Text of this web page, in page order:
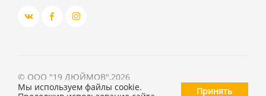
© ООО "19 ДЮЙМОВ",2026
Мы используем файлы cookie.
Принять